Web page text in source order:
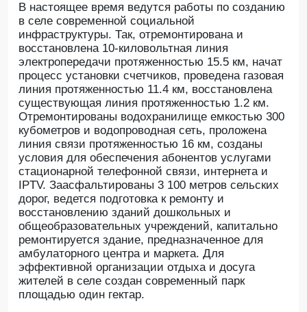
В настоящее время ведутся работы по созданию
в селе современной социальной
инфраструктуры. Так, отремонтирована и
восстановлена 10-киловольтная линия
электропередачи протяженностью 15.5 км, начат
процесс установки счетчиков, проведена газовая
линия протяженностью 11.4 км, восстановлена
существующая линия протяженностью 1.2 км.
Отремонтированы водохранилище емкостью 300
кубометров и водопроводная сеть, проложена
линия связи протяженностью 16 км, созданы
условия для обеспечения абонентов услугами
стационарной телефонной связи, интернета и
IPTV. Заасфальтированы 3 100 метров сельских
дорог, ведется подготовка к ремонту и
восстановлению зданий дошкольных и
общеобразовательных учреждений, капитально
ремонтируется здание, предназначенное для
амбулаторного центра и маркета. Для
эффективной организации отдыха и досуга
жителей в селе создан современный парк
площадью один гектар.